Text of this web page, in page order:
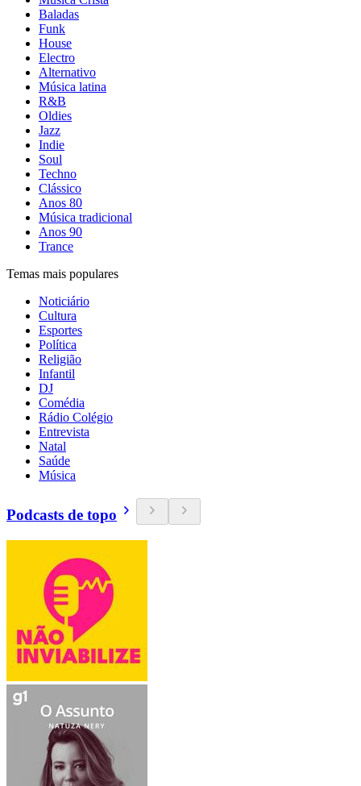
Baladas
Funk
House
Electro
Alternativo
Música latina
R&B
Oldies
Jazz
Indie
Soul
Techno
Clássico
Anos 80
Música tradicional
Anos 90
Trance
Temas mais populares
Noticiário
Cultura
Esportes
Política
Religião
Infantil
DJ
Comédia
Rádio Colégio
Entrevista
Natal
Saúde
Música
Podcasts de topo